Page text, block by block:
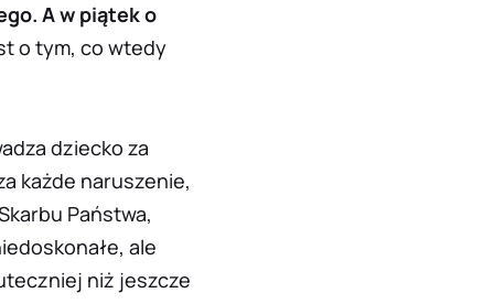
A w piątek o
o tym, co wtedy
dziecko za
każde naruszenie,
Państwa,
ale
niż jeszcze